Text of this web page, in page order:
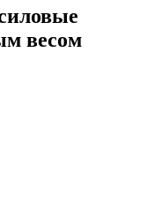
весом